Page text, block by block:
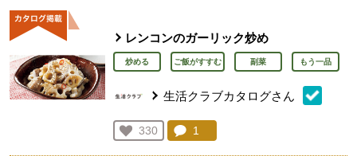
レンコンのガーリック炒め
炒める ご飯がすすむ 副菜 もう一品
生活クラブカタログさん
お気に入り登録：
330
人が登録
コメント：
1